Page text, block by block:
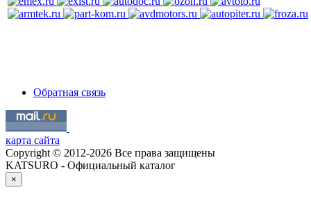
Обратная связь
карта сайта
Copyright © 2012-2026 Все права защищены
KATSURO - Официальный каталог
×